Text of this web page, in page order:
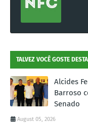
TALVEZ VOCÊ GOSTE
Alcides
Barroso
Senado
August 05, 2026